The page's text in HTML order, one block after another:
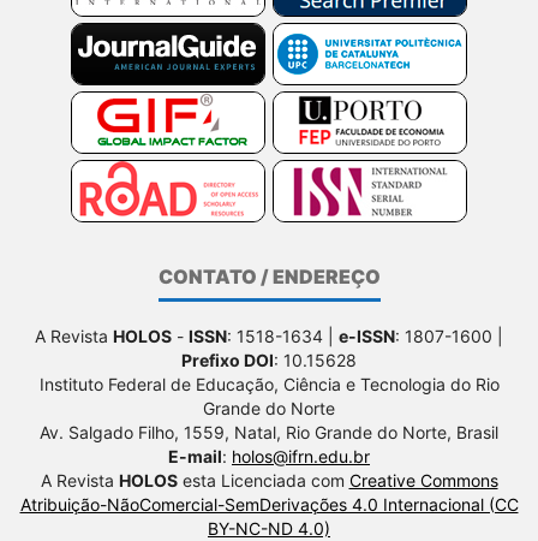
CONTATO / ENDEREÇO
A Revista HOLOS - ISSN: 1518-1634 | e-ISSN: 1807-1600 |
Prefixo DOI: 10.15628
Instituto Federal de Educação, Ciência e Tecnologia do Rio
Grande do Norte
Av. Salgado Filho, 1559, Natal, Rio Grande do Norte, Brasil
E-mail: holos@ifrn.edu.br
A Revista HOLOSesta Licenciada com Creative Commons
Atribuição-NãoComercial-SemDerivações 4.0 Internacional (CC
BY-NC-ND 4.0)